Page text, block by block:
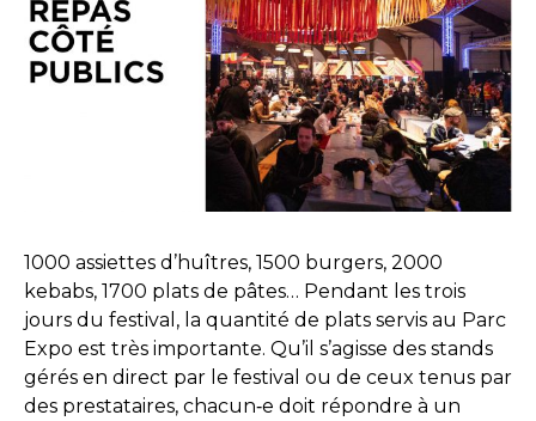
1000 assiettes d’huîtres, 1500 burgers, 2000
kebabs, 1700 plats de pâtes… Pendant les trois
jours du festival, la quantité de plats servis au Parc
Expo est très importante. Qu’il s’agisse des stands
gérés en direct par le festival ou de ceux tenus par
des prestataires, chacun‑e doit répondre à un